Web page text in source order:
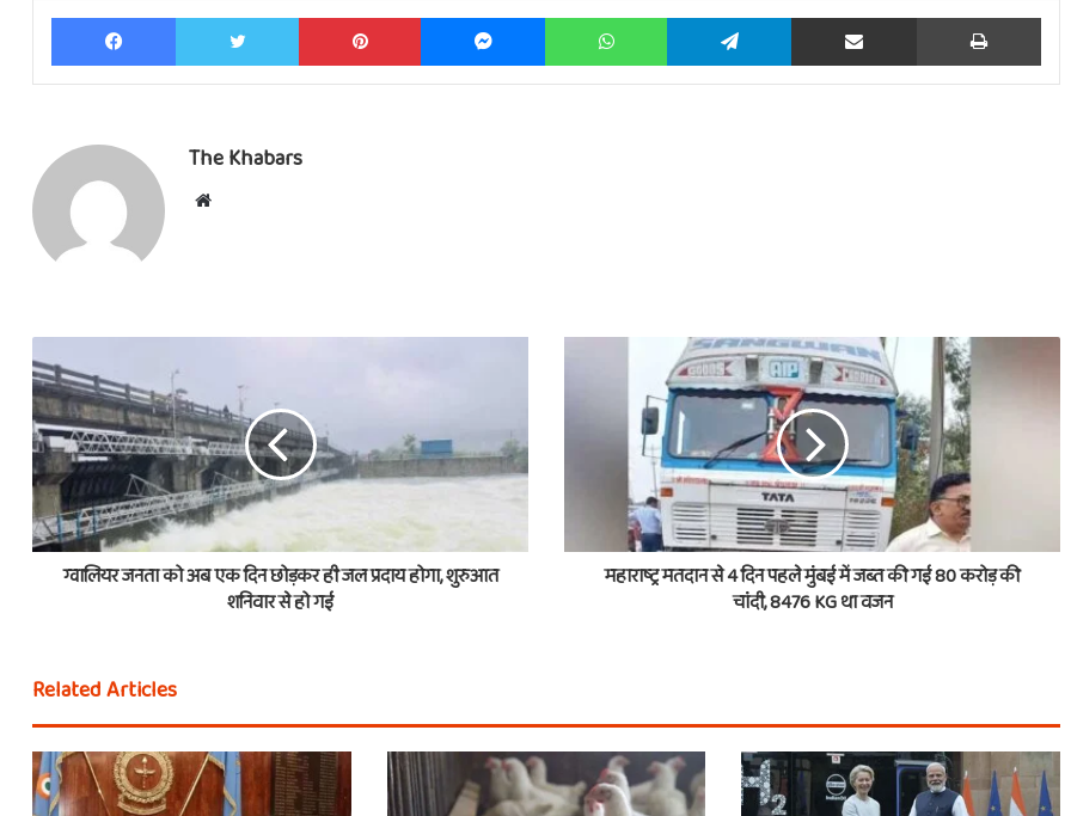
Facebook Twitter Pinterest Messenger WhatsApp Telegram Share via Email Print
The Khabars
Website
ग्वालियर जनता को अब एक दिन छोड़कर ही जल प्रदाय होगा, शुरुआत
शनिवार से हो गई
महाराष्ट्र मतदान से 4 दिन पहले मुंबई में जब्त की गई 80 करोड़ की
चांदी, 8476 KG था वजन
Related Articles